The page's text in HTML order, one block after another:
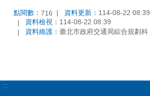
點閱數： 716 資料更新： 114-08-22 08:39
資料檢視： 114-08-22 08:39
資料維護： 臺北市政府交通局綜合規劃科
:::